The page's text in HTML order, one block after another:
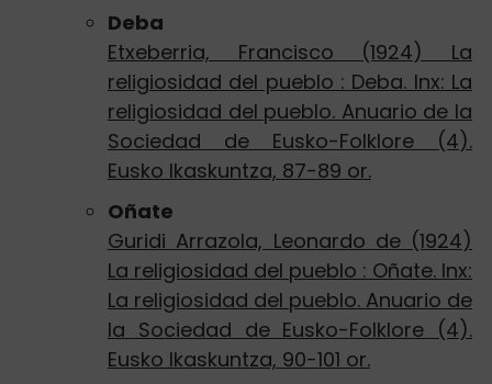
Deba
Etxeberria, Francisco (1924) La
religiosidad del pueblo : Deba. Inx: La
religiosidad del pueblo. Anuario de la
Sociedad de Eusko-Folklore (4).
Eusko Ikaskuntza, 87-89 or.
Oñate
Guridi Arrazola, Leonardo de (1924)
La religiosidad del pueblo : Oñate. Inx:
La religiosidad del pueblo. Anuario de
la Sociedad de Eusko-Folklore (4).
Eusko Ikaskuntza, 90-101 or.